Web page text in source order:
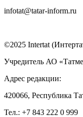
infotat@tatar-inform.ru
©2025 Intertat
Учредитель АО
Адрес редакции:
420066, Республика
Тел.: +7 843 222 0 999